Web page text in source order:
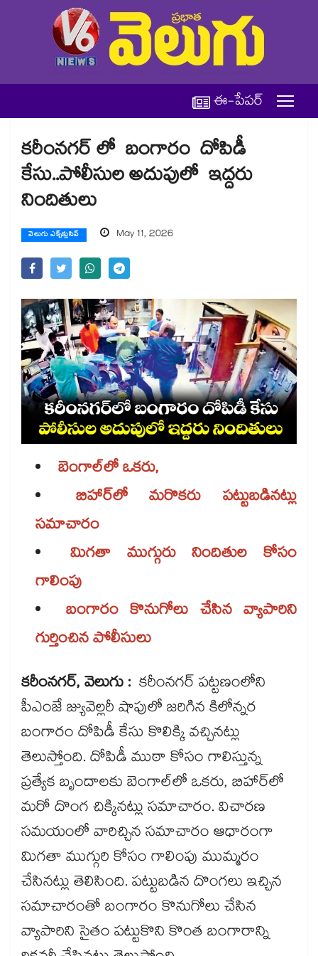
ఈ-పేపర్
కరీంనగర్ లో బంగారం దోపిడీ
కేసు..పోలీసుల అదుపులో ఇద్దరు
నిందితులు
వెలుగు ఎక్స్‌క్లుసివ్ May 11, 2026
బెంగాల్‌‌లో ఒకరు,
బిహార్‌‌‌‌లో మరొకరు పట్టుబడినట్లు
సమాచారం
మిగతా ముగ్గురు నిందితుల కోసం
గాలింపు
బంగారం కొనుగోలు చేసిన వ్యాపారిని
గుర్తించిన పోలీసులు
కరీంనగర్, వెలుగు : కరీంనగర్‌‌‌‌ పట్టణంలోని
పీఎంజే జ్యువెల్లరీ షాపులో జరిగిన కిలోన్నర
బంగారం దోపిడీ కేసు కొలిక్కి వచ్చినట్లు
తెలుస్తోంది. దోపిడీ ముఠా కోసం గాలిస్తున్న
ప్రత్యేక బృందాలకు బెంగాల్‌‌‌‌లో ఒకరు, బిహార్‌‌‌‌లో
మరో దొంగ చిక్కినట్లు సమాచారం. విచారణ
సమయంలో వారిచ్చిన సమాచారం ఆధారంగా
మిగతా ముగ్గురి కోసం గాలింపు ముమ్మరం
చేసినట్లు తెలిసింది. పట్టుబడిన దొంగలు ఇచ్చిన
సమాచారంతో బంగారం కొనుగోలు చేసిన
వ్యాపారిని సైతం పట్టుకొని కొంత బంగారాన్ని